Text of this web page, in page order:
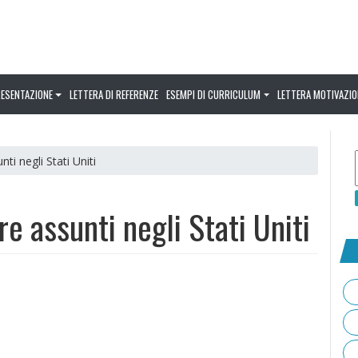
LETTERA DI REFERENZE ESEMPI DI CURRICULUM LETTERA
negli Stati Uniti
assunti negli Stati Uniti